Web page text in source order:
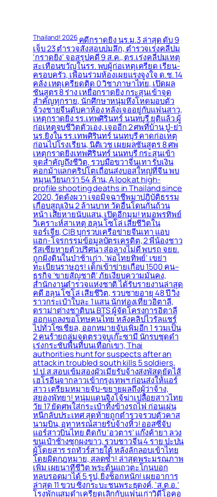
Thailand! 2026คดีกราดยิง นร.ม.3 ล่าสุด ดับ 9
เจ็บ 23 ตำรวจสั่งสอบปมลึก, ตำรวจเร่งคลี่ปม
‘กราดยิง’ จอสรุปคดี 9 ส.ค., ตร.เร่งคลี่ปมเหตุ
สะเทือนขวัญในรร. พบผู้ก่อเหตุเครียด เรียน-
ครอบครัว, เพื่อนร่วมห้องเผยแรงจูงใจ ด.ช. 14
คลั่ง เหตุเครียดติด 0 วิชาภาษาไทย, เปิดผล
ชันสูตร 8 ร่าง เหยื่อกราดยิง กระสุนเข้าจุด
สำคัญทุกราย, นักศึกษาหนุ่มหึงโหดมอบตัว
จ้วงชายจีนดับคาห้อง หลังเจออยู่กับแฟนสาว,
เหตุกราดยิง รร.เทพศิรินทร์ นนทบุรี ยุติแล้ว ผู้
ก่อเหตุจบชีวิตตัวเอง, เจออีก 2 ศพที่บ้าน ปู่-ย่า
นร.ยิงใน รร.เทพศิรินทร์ นนทบุรี คาดก่อเหตุ
ก่อนไปโรงเรียน, นิติเวช เผยผลชันสูตร 8 ศพ
เหตุกราดยิงเทพศิรินทร์ นนทบุรี กระสุนเข้า
จุดสำคัญถึงชีวิต, รวบมือขวาจีนเทา รับเงิน
คอกม้าแลกคริปโตเถื่อนส่งบอสใหญ่ที่จีน พบ
หมุนเวียนกว่า 54 ล้าน, A look at high-
profile shooting deaths in Thailand since
2020, วัดดังผวา เจอมิจฉาชีพมาปฎิบัติธรรม
เกือบสูญเงิน 2 ล้านบาท วัดอื่นโดนกันถ้วน
หน้า เสียหายนับแสน, เปิดอีกมุม! หมอพรทิพย์
วิเคราะห์สาเหตุ ฮลุน โซโล่ เสียชีวิตใน
จอร์เจีย, CIB บุกรวบเครือข่ายจีนเทา แอบ
แฮก-โจรกรรมข้อมูลบัตรเครดิต, 2 พี่น้องชาว
รัสเซียหายตัวปริศนา ส่อลางไม่ดี พบรถ จยย.
ถูกฝังดินในป่าช้าเก่า, ‘พ่อไทยทิพย์’ เขย่า
ทะเบียนราษฎร! เด็กเข้าข่ายเกือบ 1500 คน–
ธุรกิจ ‘ขายสัญชาติ’ ภัยเงียบความมั่นคง,
สำนักงานตำรวจแห่งชาติ ได้รับรายงานล่าสุด
คดี ฮลุน โซโล่ เสียชีวิต, รวบชายอายุ 48 ปี วิ่ง
ราวกระเป๋าใบละ 1 แสน นักท่องเที่ยวอิตาลี,
ดราม่าต่างชาติบน BTS ผู้จัดโครงการอิตาลี
ออกแถลงขอโทษคนไทย หลังคลิปไวรัลแชร์
ไปทั่วโซเชียล, ออกหมายจับเพิ่มอีก 1 รวมเป็น
2 คนร้ายถล่มจุดตรวจบูเก๊ะซามี นักรบชุดดำ
เร่งกระชับพื้่นที่บนเทือกเขา, Thai
authorities hunt for suspects after an
attack in troubled south kills 5 soldiers,
ป.ป.ส.สอบเข้มสองผัวเมียรับจ้างส่งพัสดุยัดไส้
เฮโรอีนจากลาวเข้ากรุงเทพฯ ก่อนส่งให้แอร์
สาว เตรียมหมายจับ-ขยายผลถึงผู้ว่าจ้าง,
สยองพัทยา! หนุ่มแดนจิงโจ้ฆ่าเปลือยสาวไทย
วัย 17 ยัดศพใส่กระเป๋าทิ้งข้างรถไฟ ก่อนเผ่น
หนีกลับประเทศ สุดท้ายถูกตำรวจรวบตัวคาส
นามบิน, อุทาหรณ์สายรับจ้างหิ้ว! ออสซี่จับ
แอร์สาวบินไทย ติดกับ ‘อวตาร’ แก๊งค้ายา ลวง
ขนเป๋าช้างซุกผงขาว, รวบชาวจีน 4 ราย ปะปน
ผู้โดยสาร รถทัวร์สายใต้ หลังลักลอบเข้าไทย
โดยผิดกฎหมาย, สลดซ้ำ! ล่าสุดพระมรณภาพ
เพิ่ม เผยนาทีชีวิต พระต้นแถวตะโกนบอก
หลบรอดมาได้ 5 รูป, ยิ่งช็อกหนัก! เผยอาการ
ล่าสุด 11 ขวบ ซิ่งกระบะชนพระธุดงค์, ‘ส.ต.อ.’
โรงพักแสมดำเครียดเลิกกับแฟนเก่าวิดีโอคอ